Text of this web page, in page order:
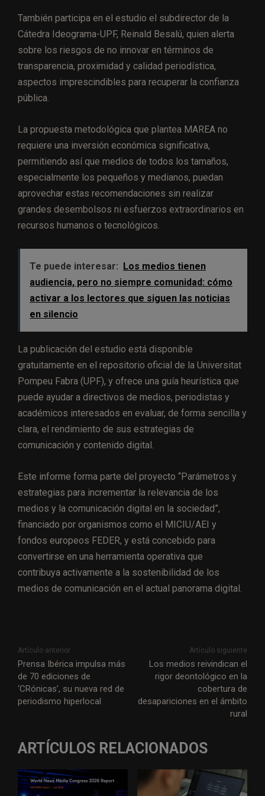
También participa en el estudio el subdirector de la
Cátedra Ideograma-UPF, Reinald Besalú, quien alerta
sobre los riesgos de no innovar en términos de
transparencia, proximidad y calidad periodística,
aspectos imprescindibles para recuperar la confianza
pública.
La propuesta metodológica que plantea MAREA no
requiere una inversión económica significativa,
permitiendo así que medios de todos los tamaños,
especialmente los pequeños y medianos, puedan
aprovechar estas recomendaciones sin realizar
grandes desembolsos ni esfuerzos extraordinarios en
recursos humanos o tecnológicos.
Te puede interesar: Los medios tienen
audiencia, pero no siempre comunidad: cómo
activar a los lectores que siguen las noticias
en silencio
La publicación del estudio está disponible
gratuitamente en el repositorio oficial de la Universitat
Pompeu Fabra (UPF), y ofrece una guía heurística que
puede ayudar a directivos de medios, periodistas y
académicos interesados en evaluar, de forma sencilla y
clara, el rendimiento de sus estrategias de
comunicación y contenido digital.
Este informe forma parte del proyecto “Parámetros y
estrategias para incrementar la relevancia de los
medios y la comunicación digital en la sociedad”,
financiado por organismos como el MICIU/AEI y
fondos europeos FEDER, y está concebido para
convertirse en una herramienta operativa que
contribuya activamente a la sostenibilidad de los
medios de comunicación en el actual panorama digital.
Artículo anterior
Prensa Ibérica impulsa más
de 70 ediciones de
‘CRónicas’, su nueva red de
periodismo hiperlocal
Artículo siguiente
Los medios reivindican el
rigor deontológico en la
cobertura de
desapariciones en el ámbito
rural
ARTÍCULOS RELACIONADOS